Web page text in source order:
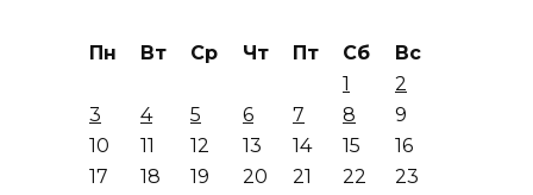
Пн Вт Ср Чт Пт Сб
Вс
1
2
3
4 5 6 7 8
9
10
11 12 13 14 15
16
17
18 19 20 21 22
23